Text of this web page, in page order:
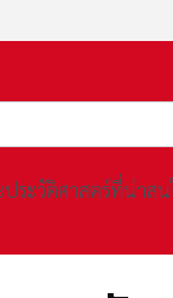
ะวัติศาสตร์ที่น่าส